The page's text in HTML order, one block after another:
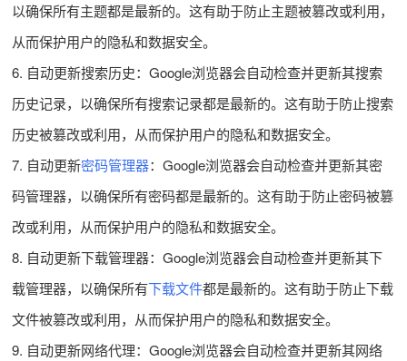
以确保所有主题都是最新的。这有助于防止主题被篡改或利用，
从而保护用户的隐私和数据安全。
6. 自动更新搜索历史：Google浏览器会自动检查并更新其搜索
历史记录，以确保所有搜索记录都是最新的。这有助于防止搜索
历史被篡改或利用，从而保护用户的隐私和数据安全。
7. 自动更新密码管理器：Google浏览器会自动检查并更新其密
码管理器，以确保所有密码都是最新的。这有助于防止密码被篡
改或利用，从而保护用户的隐私和数据安全。
8. 自动更新下载管理器：Google浏览器会自动检查并更新其下
载管理器，以确保所有下载文件都是最新的。这有助于防止下载
文件被篡改或利用，从而保护用户的隐私和数据安全。
9. 自动更新网络代理：Google浏览器会自动检查并更新其网络